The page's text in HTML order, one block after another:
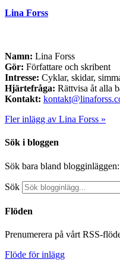
Lina Forss
Namn: Lina Forss
Gör: Författare och skribent
Intresse: Cyklar, skidar,
Hjärtefråga: Rättvisa åt alla
Kontakt:
Fler inlägg av Lina Forss »
Sök i bloggen
Sök bara bland blogginläggen:
Sök
Flöden
Prenumerera på vårt RSS-
Flöde för inlägg